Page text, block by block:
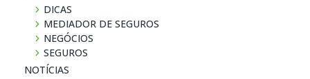
DICAS
MEDIADOR DE SEGUROS
NEGÓCIOS
SEGUROS
NOTÍ­CIAS